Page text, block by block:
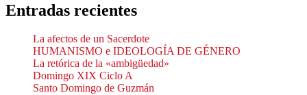
Entradas recientes
La afectos de un Sacerdote
HUMANISMO e IDEOLOGÍA DE GÉNERO
La retórica de la «ambigüedad»
Domingo XIX Ciclo A
Santo Domingo de Guzmán